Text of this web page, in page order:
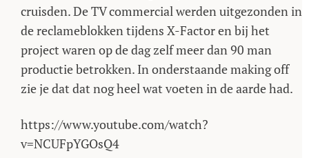
cruisden. De TV commercial werden uitgezonden in
de reclameblokken tijdens X-Factor en bij het
project waren op de dag zelf meer dan 90 man
productie betrokken. In onderstaande making off
zie je dat dat nog heel wat voeten in de aarde had.
https://www.youtube.com/watch?
v=NCUFpYGOsQ4